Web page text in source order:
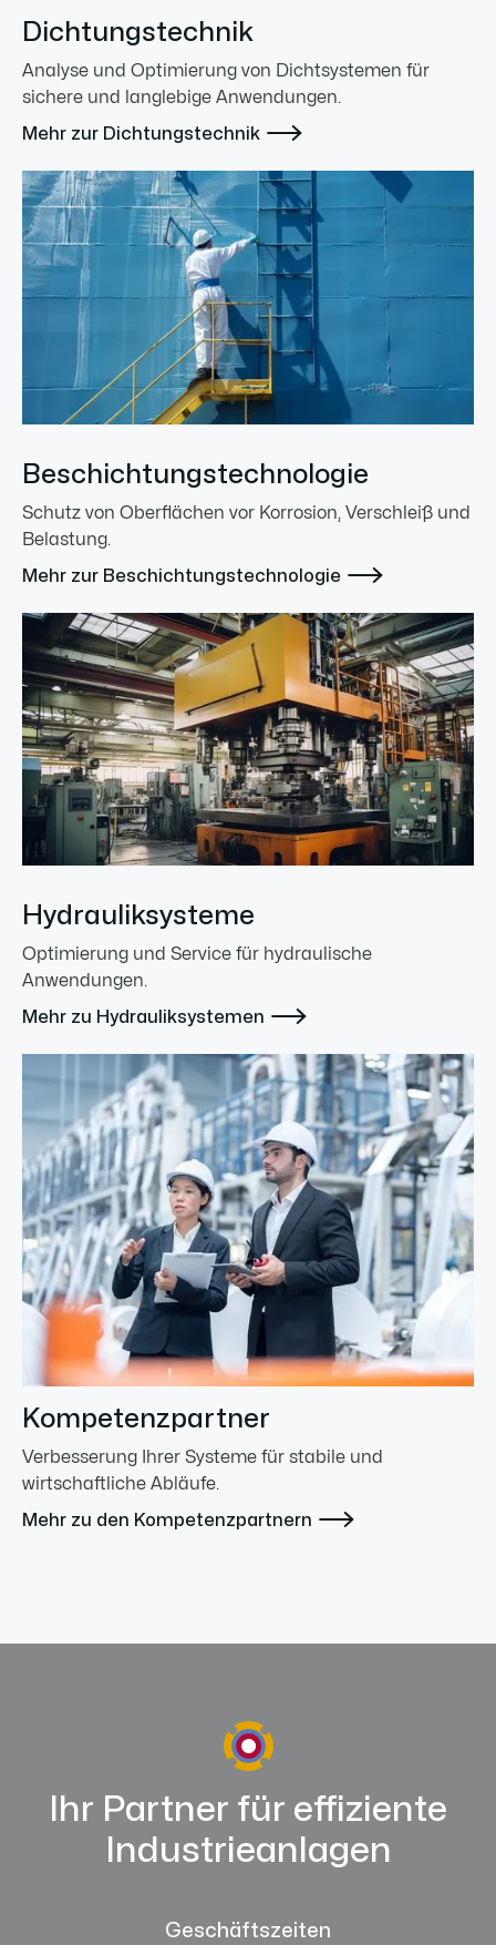
Dichtungstechnik
Analyse und Optimierung von Dichtsystemen für
sichere und langlebige Anwendungen.
Mehr zur Dichtungstechnik 
Beschichtungstechnologie
Schutz von Oberflächen vor Korrosion, Verschleiß und
Belastung.
Mehr zur Beschichtungstechnologie 
Hydrauliksysteme
Optimierung und Service für hydraulische
Anwendungen.
Mehr zu Hydrauliksystemen 
Kompetenzpartner
Verbesserung Ihrer Systeme für stabile und
wirtschaftliche Abläufe.
Mehr zu den Kompetenzpartnern 
Ihr Partner für effiziente
Industrieanlagen
Geschäftszeiten